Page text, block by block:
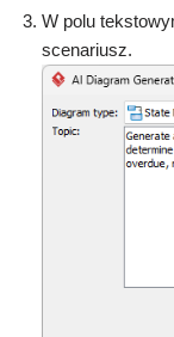
W polu
scenariusz.